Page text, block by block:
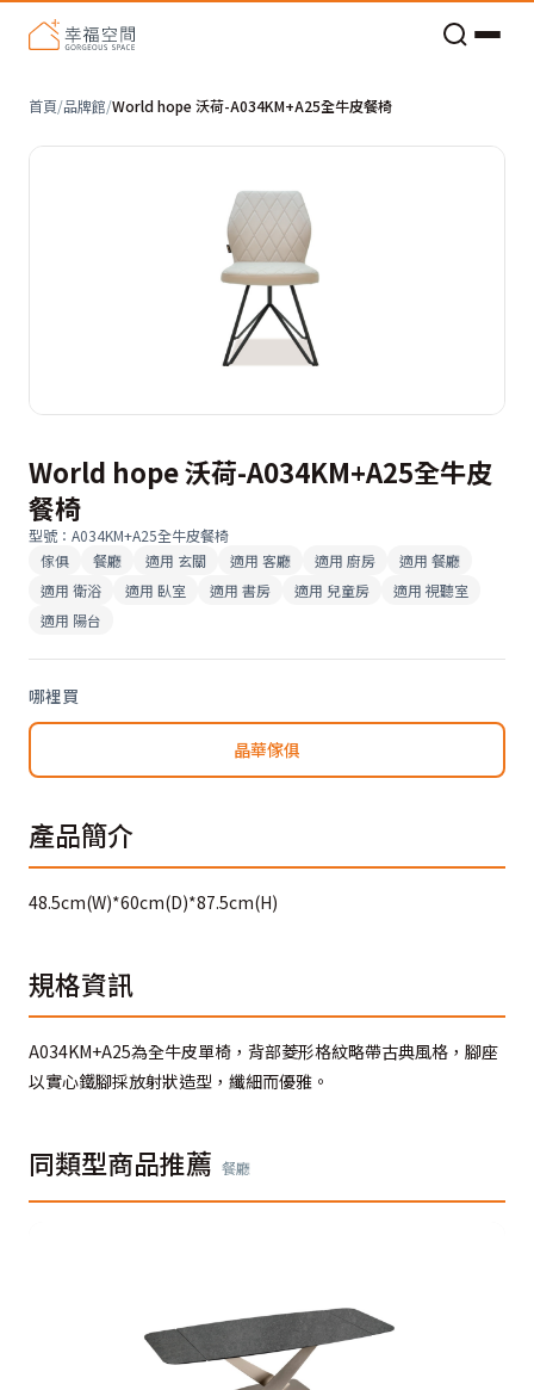
首頁/品牌館/World hope 沃荷-A034KM+A25全牛皮餐椅
World hope 沃荷-A034KM+A25全牛皮
餐椅
型號 ： A034KM+A25全牛皮餐椅
傢俱
餐廳 適用 玄關 適用 客廳 適用 廚房 適用 餐廳
適用 衛浴 適用 臥室 適用 書房 適用 兒童房 適用 視聽室
適用 陽台
哪裡買
晶華傢俱
產品簡介
48.5cm(W)*60cm(D)*87.5cm(H)
規格資訊
A034KM+A25為全牛皮單椅，背部菱形格紋略帶古典風格，腳座
以實心鐵腳採放射狀造型，纖細而優雅。
同類型商品推薦 餐廳